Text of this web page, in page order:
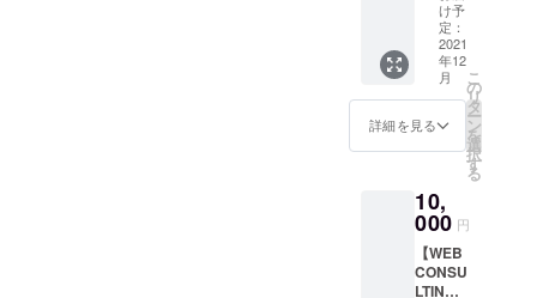
たしま
す。
す。 ※
詳細は
メール
にてお
打ち合
わせい
たしま
タジオ
でおこ
ないま
す。 住
所：東
京都渋
谷区
代々木
5-14-
※スタジ
オまで
の交通
費は別
途ご負
担いた
ビデオ
を制作
しま
す。 魅
力的な
サービ
ス紹介
動画、
アイ
チムー
ビーを
作りま
す。 ※
撮影は
HYPER
け予
定：
2021
年12
月
詳細を見る
こ
の
リ
タ
ー
ン
を
選
択
す
る
10,
000 円
【WEB
CONSU
LTING